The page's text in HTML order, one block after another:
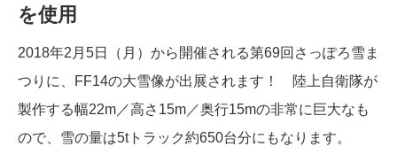
を使用
2018年2月5日（月）から開催される第69回さっぽろ雪ま
つりに、FF14の大雪像が出展されます！ 陸上自衛隊が
製作する幅22m／高さ15m／奥行15mの非常に巨大なも
ので、雪の量は5tトラック約650台分にもなります。